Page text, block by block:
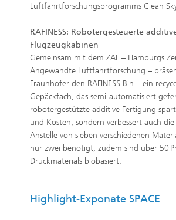
Luftfahrtforschungsprogramms Clean
RAFINESS: Robotergesteuerte
Flugzeugkabinen
Gemeinsam mit dem ZAL – Hamburgs
Angewandte Luftfahrtforschung –
Fraunhofer den RAFINESS Bin – ein
Gepäckfach, das semi-automatisiert
robotergestützte additive Fertigung
und Kosten, sondern verbessert auch
Anstelle von sieben verschiedenen
nur zwei benötigt; zudem sind über 50
Druckmaterials biobasiert.
Highlight-Exponate SPACE